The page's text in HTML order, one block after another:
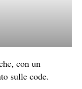
con un
sulle code.